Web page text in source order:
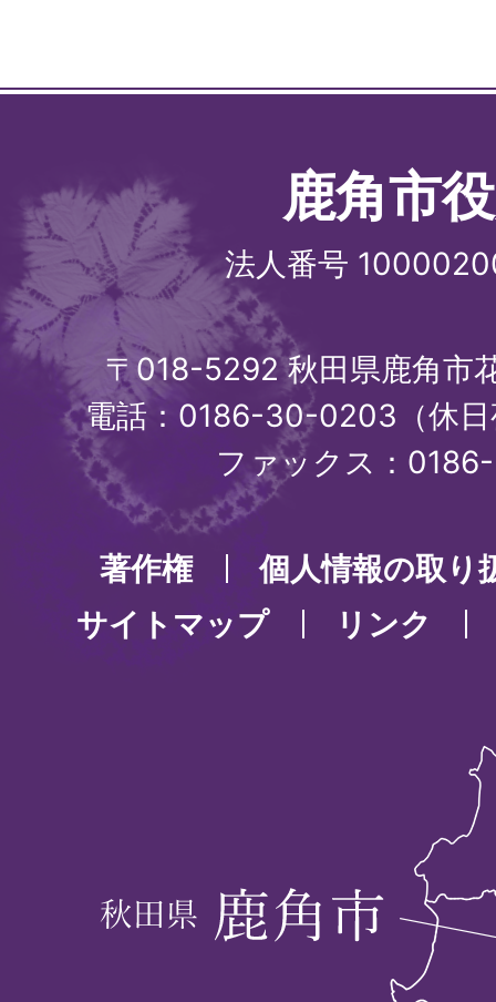
鹿角市
法人番号
〒018-5292 秋田県鹿角市
電話：0186-30-0203（休
ファックス：
著作権
個人情報の取り
サイトマップ
リンク